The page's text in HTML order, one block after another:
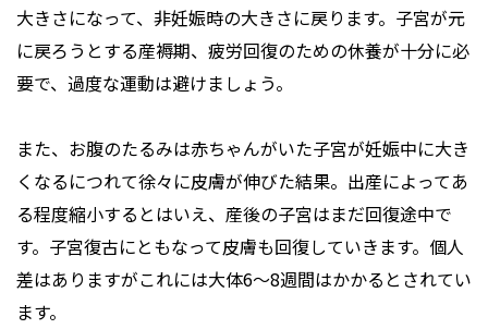
大きさになって、非妊娠時の大きさに戻ります。子宮が元
に戻ろうとする産褥期、疲労回復のための休養が十分に必
要で、過度な運動は避けましょう。
また、お腹のたるみは赤ちゃんがいた子宮が妊娠中に大き
くなるにつれて徐々に皮膚が伸びた結果。出産によってあ
る程度縮小するとはいえ、産後の子宮はまだ回復途中で
す。子宮復古にともなって皮膚も回復していきます。個人
差はありますがこれには大体6～8週間はかかるとされてい
ます。